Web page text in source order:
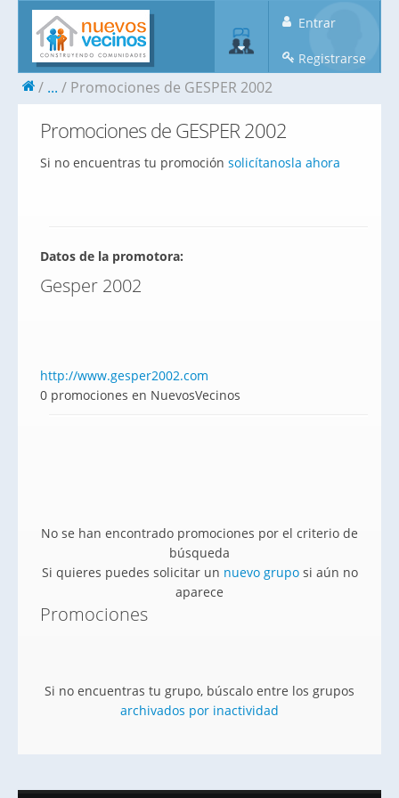
Entrar
Registrarse
... Promociones de GESPER 2002
Promociones de GESPER 2002
Si no encuentras tu promoción solicítanosla ahora
Datos de la promotora:
Gesper 2002
http://www.gesper2002.com
0 promociones en NuevosVecinos
No se han encontrado promociones por el criterio de
búsqueda
Si quieres puedes solicitar un nuevo gruposi aún no
aparece
Promociones
Si no encuentras tu grupo, búscalo entre los grupos
archivados por inactividad